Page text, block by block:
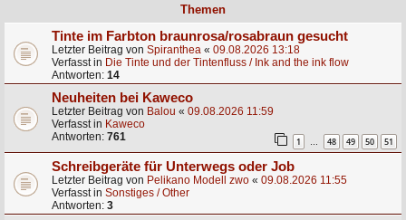
Themen
Tinte im Farbton braunrosa/rosabraun gesucht
Letzter Beitrag von Spiranthea « 09.08.2026 13:18
Verfasst in Die Tinte und der Tintenfluss / Ink and the ink flow
Antworten: 14
Neuheiten bei Kaweco
Letzter Beitrag von Balou « 09.08.2026 11:59
Verfasst in Kaweco
Antworten: 761 1 … 48 49 50 51
Schreibgeräte für Unterwegs oder Job
Letzter Beitrag von Pelikano Modell zwo « 09.08.2026 11:55
Verfasst in Sonstiges / Other
Antworten: 3